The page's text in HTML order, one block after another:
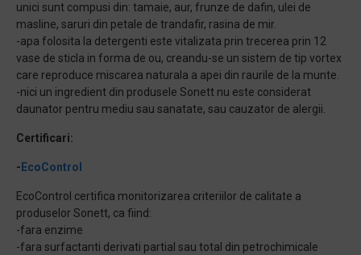
unici sunt compusi din: tamaie, aur, frunze de dafin, ulei de
masline, saruri din petale de trandafir, rasina de mir.
-apa folosita la detergenti este vitalizata prin trecerea prin 12
vase de sticla in forma de ou, creandu-se un sistem de tip vortex
care reproduce miscarea naturala a apei din raurile de la munte.
-nici un ingredient din produsele Sonett nu este considerat
daunator pentru mediu sau sanatate, sau cauzator de alergii.
Certificari:
- EcoControl
EcoControl certifica monitorizarea criteriilor de calitate a
produselor Sonett, ca fiind:
-fara enzime
-fara surfactanti derivati partial sau total din petrochimicale